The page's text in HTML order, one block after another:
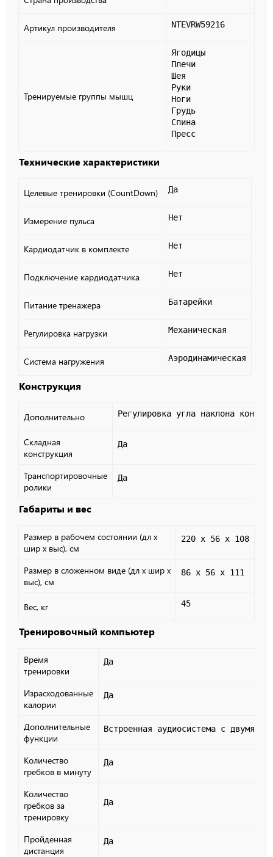
Артикул производителя NTEVRW59216
Тренируемые группы мышц
Ягодицы
Плечи
Шея
Руки
Ноги
Грудь
Спина
Пресс
Технические характеристики
Целевые тренировки (CountDown) Да
Измерение пульса Нет
Кардиодатчик в комплекте Нет
Подключение кардиодатчика Нет
Питание тренажера Батарейки
Регулировка нагрузки Механическая
Система нагружения Аэродинамическая
Конструкция
Дополнительно Регулировка угла наклона
Складная
конструкция
Да
Транспортировочные
ролики
Да
Габариты и вес
Размер в рабочем состоянии (дл х
шир х выс), см
220 x 56 x 108
Размер в сложенном виде (дл х шир х
выс), см
86 х 56 х 111
Вес, кг 45
Тренировочный компьютер
Время
тренировки
Да
Израсходованные
калории
Да
Дополнительные
функции
Встроенная аудиосистема с двумя
Количество
гребков в минуту
Да
Количество
гребков за
тренировку
Да
Пройденная
дистанция
Да